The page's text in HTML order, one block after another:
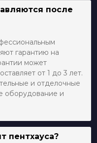
после
гарантию на
может
от 1 до 3 лет.
и отделочные
оборудование и
пентхауса?